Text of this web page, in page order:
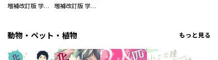
増補改訂版 学研まんが NEW世界の歴史 別巻 人物学習事典 増補改訂版 学研まんが NEW世界の歴史 別巻 世界遺産学習事典
動物・ペット・植物 もっと見る